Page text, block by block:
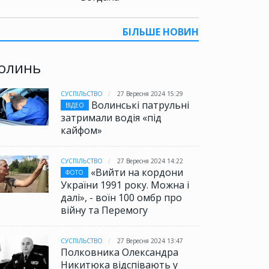
БІЛЬШЕ НОВИН
СУСПІЛЬСТВО
27 Вересня 2024 15:29
ВІДЕО
Волинські патрульні
затримали водія «під
кайфом»
СУСПІЛЬСТВО
27 Вересня 2024 14:22
ФОТО
«Вийти на кордони
України 1991 року. Можна і
далі», - воїн 100 омбр про
війну та Перемогу
СУСПІЛЬСТВО 27 Вересня 2024 13:47
Полковника Олександра
Никитюка відспівають у